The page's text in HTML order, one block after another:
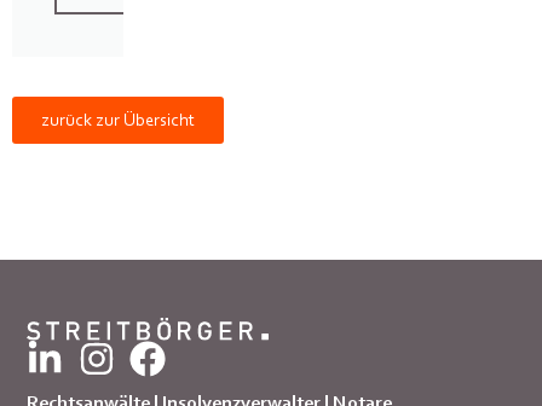
zurück zur Übersicht